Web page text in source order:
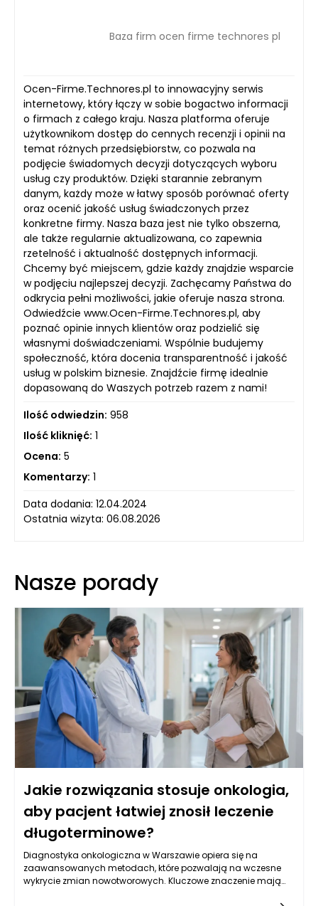
Baza firm ocen firme technores pl
Ocen-Firme.Technores.pl to innowacyjny serwis
internetowy, który łączy w sobie bogactwo informacji
o firmach z całego kraju. Nasza platforma oferuje
użytkownikom dostęp do cennych recenzji i opinii na
temat różnych przedsiębiorstw, co pozwala na
podjęcie świadomych decyzji dotyczących wyboru
usług czy produktów. Dzięki starannie zebranym
danym, każdy może w łatwy sposób porównać oferty
oraz ocenić jakość usług świadczonych przez
konkretne firmy. Nasza baza jest nie tylko obszerna,
ale także regularnie aktualizowana, co zapewnia
rzetelność i aktualność dostępnych informacji.
Chcemy być miejscem, gdzie każdy znajdzie wsparcie
w podjęciu najlepszej decyzji. Zachęcamy Państwa do
odkrycia pełni możliwości, jakie oferuje nasza strona.
Odwiedźcie www.Ocen-Firme.Technores.pl, aby
poznać opinie innych klientów oraz podzielić się
własnymi doświadczeniami. Wspólnie budujemy
społeczność, która docenia transparentność i jakość
usług w polskim biznesie. Znajdźcie firmę idealnie
dopasowaną do Waszych potrzeb razem z nami!
Ilość odwiedzin: 958
Ilość kliknięć: 1
Ocena: 5
Komentarzy: 1
Data dodania: 12.04.2024
Ostatnia wizyta: 06.08.2026
Nasze porady
Jakie rozwiązania stosuje onkologia,
aby pacjent łatwiej znosił leczenie
długoterminowe?
Diagnostyka onkologiczna w Warszawie opiera się na
zaawansowanych metodach, które pozwalają na wczesne
wykrycie zmian nowotworowych. Kluczowe znaczenie mają